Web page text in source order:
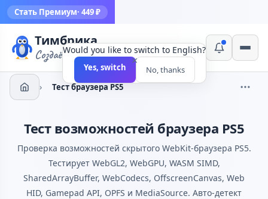
Стать Премиум· 449 ₽
Тимбрика
Создаём инструменты
› Тест браузера PS5
Тест возможностей браузера PS5
Проверка возможностей скрытого WebKit-браузера PS5.
Тестирует WebGL2, WebGPU, WASM SIMD,
SharedArrayBuffer, WebCodecs, OffscreenCanvas, Web
HID, Gamepad API, OPFS и MediaSource. Авто-детект
×
Would you like to switch to English?
Yes, switch No, thanks